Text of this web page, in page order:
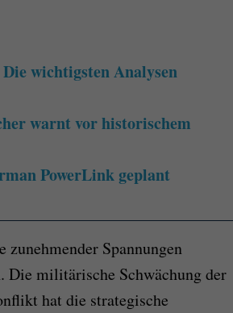
wichtigsten Analysen
warnt vor historischem
PowerLink geplant
Spannungen
Die militärische Schwächung der
hat die strategische